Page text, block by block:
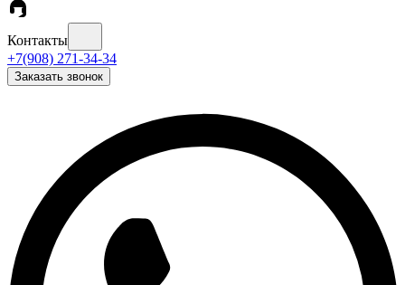
Контакты
+7(908) 271-34-34
Заказать звонок